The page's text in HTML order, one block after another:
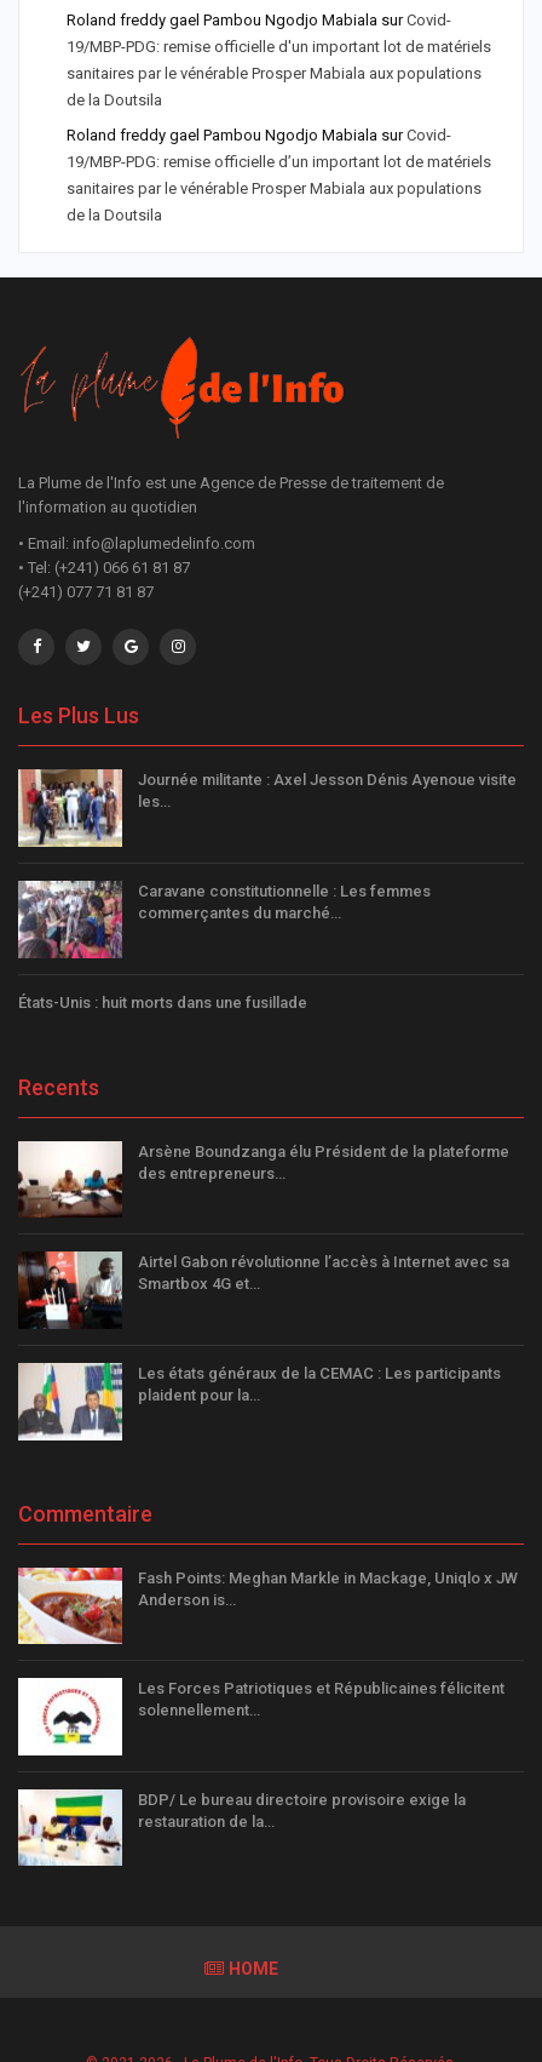
Roland freddy gael Pambou Ngodjo Mabiala surCovid-
19/MBP-PDG: remise officielle d'un important lot de matériels
sanitaires par le vénérable Prosper Mabiala aux populations
de la Doutsila
Roland freddy gael Pambou Ngodjo Mabiala surCovid-
19/MBP-PDG: remise officielle d’un important lot de matériels
sanitaires par le vénérable Prosper Mabiala aux populations
de la Doutsila
La Plume de l'Info est une Agence de Presse de traitement de
l'information au quotidien
• Email: info@laplumedelinfo.com
• Tel: (+241) 066 61 81 87
(+241) 077 71 81 87
Les Plus Lus
Journée militante : Axel Jesson Dénis Ayenoue visite
les…
Caravane constitutionnelle : Les femmes
commerçantes du marché…
États-Unis : huit morts dans une fusillade
Recents
Arsène Boundzanga élu Président de la plateforme
des entrepreneurs…
Airtel Gabon révolutionne l’accès à Internet avec sa
Smartbox 4G et…
Les états généraux de la CEMAC : Les participants
plaident pour la…
Commentaire
Fash Points: Meghan Markle in Mackage, Uniqlo x JW
Anderson is…
Les Forces Patriotiques et Républicaines félicitent
solennellement…
BDP/ Le bureau directoire provisoire exige la
restauration de la…
HOME